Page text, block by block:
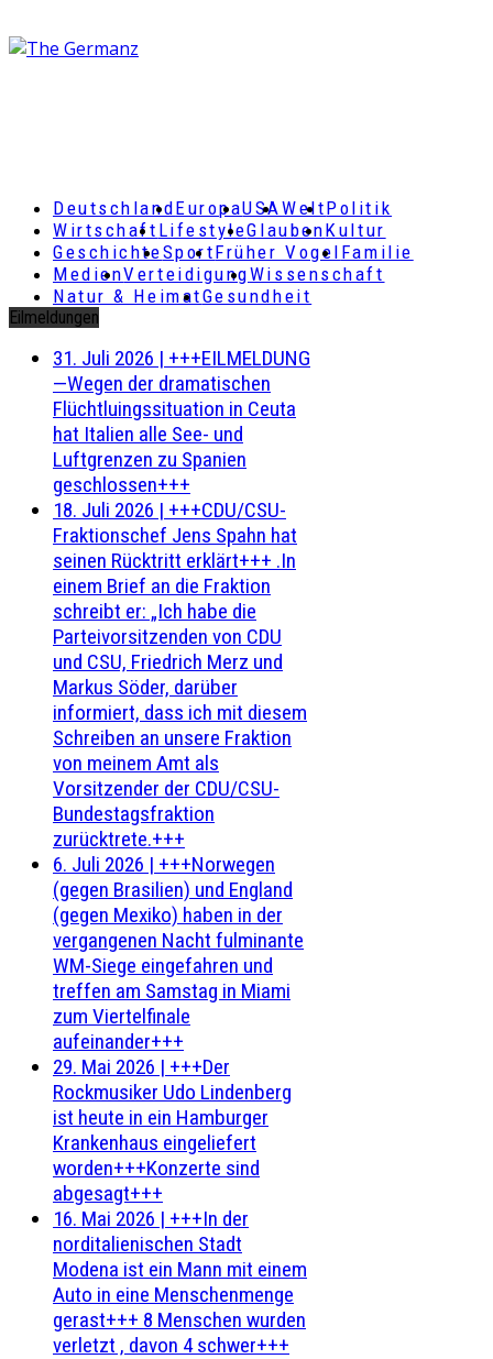
DeutschlandEuropaUSAWeltPolitik
Wirtschaft LifestyleGlaubenKultur
GeschichteSportFrüher Vogel Familie
MedienVerteidigungWissenschaft
Natur & HeimatGesundheit
Eilmeldungen
31. Juli 2026 | +++EILMELDUNG
—Wegen der dramatischen
Flüchtluingssituation in Ceuta
hat Italien alle See- und
Luftgrenzen zu Spanien
geschlossen+++
18. Juli 2026 | +++CDU/CSU-
Fraktionschef Jens Spahn hat
seinen Rücktritt erklärt+++ .In
einem Brief an die Fraktion
schreibt er: „Ich habe die
Parteivorsitzenden von CDU
und CSU, Friedrich Merz und
Markus Söder, darüber
informiert, dass ich mit diesem
Schreiben an unsere Fraktion
von meinem Amt als
Vorsitzender der CDU/CSU-
Bundestagsfraktion
zurücktrete.+++
6. Juli 2026 | +++Norwegen
(gegen Brasilien) und England
(gegen Mexiko) haben in der
vergangenen Nacht fulminante
WM-Siege eingefahren und
treffen am Samstag in Miami
zum Viertelfinale
aufeinander+++
29. Mai 2026 | +++Der
Rockmusiker Udo Lindenberg
ist heute in ein Hamburger
Krankenhaus eingeliefert
worden+++Konzerte sind
abgesagt+++
16. Mai 2026 | +++In der
norditalienischen Stadt
Modena ist ein Mann mit einem
Auto in eine Menschenmenge
gerast+++ 8 Menschen wurden
verletzt , davon 4 schwer+++